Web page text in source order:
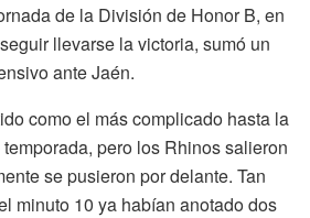
de la División de Honor B, en
llevarse la victoria, sumó un
ante Jaén.
como el más complicado hasta la
pero los Rhinos salieron
se pusieron por delante. Tan
minuto 10 ya habían anotado dos